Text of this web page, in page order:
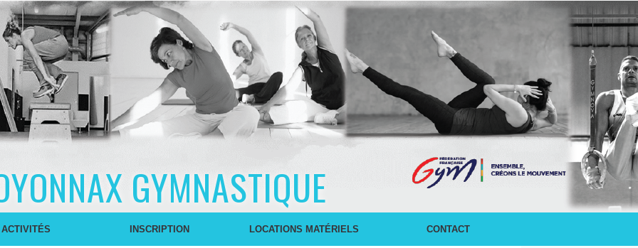
GYMNASTIQUE
INSCRIPTION LOCATIONS MATÉRIELS CONTACT